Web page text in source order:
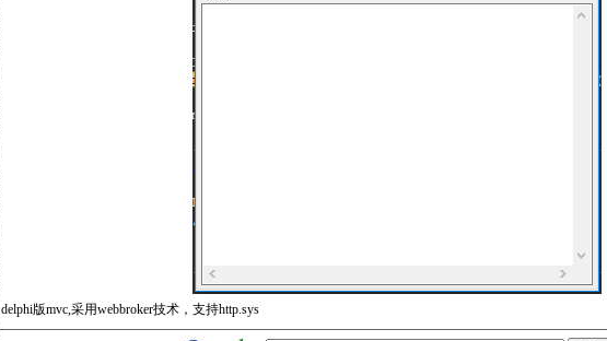
delphi版mvc,采用webbroker技术，支持http.sys